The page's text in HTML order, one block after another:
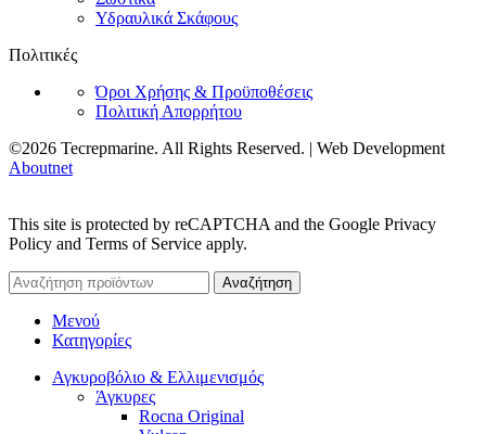
Υδραυλικά Σκάφους
Πολιτικές
Όροι Χρήσης & Προϋποθέσεις
Πολιτική Απορρήτου
©2026 Tecrepmarine. All Rights Reserved. | Web Development
Aboutnet
This site is protected by reCAPTCHA and the Google Privacy
Policy and Terms of Service apply.
Αναζήτηση
Μενού
Κατηγορίες
Αγκυροβόλιο & Ελλιμενισμός
Άγκυρες
Rocna Original